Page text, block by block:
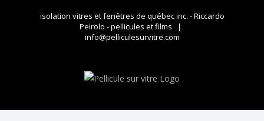
isolation vitres et fenêtres de québec inc. - Riccardo
Peirolo - pellicules et films
|
info@pelliculesurvitre.com